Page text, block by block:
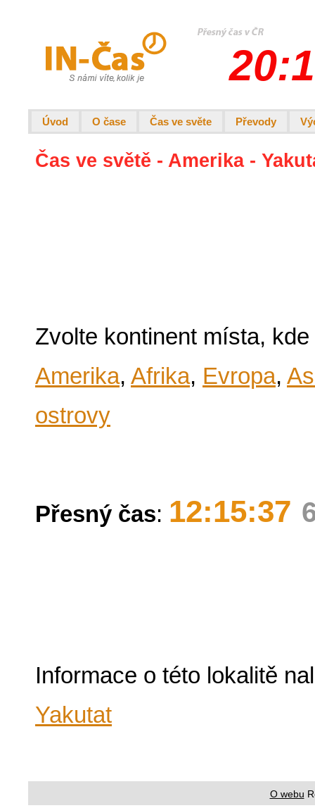
Úvod O čase Čas ve světe Převody
Čas ve světě - Amerika -
Zvolte kontinent místa,
Amerika, Afrika, Evropa,
ostrovy
Přesný čas: 12:15:37
Informace o této lokalitě
Yakutat
O webu